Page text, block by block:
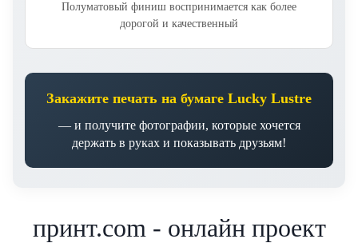
Полуматовый финиш воспринимается как более
дорогой и качественный
Закажите печать на бумаге Lucky Lustre
— и получите фотографии, которые хочется
держать в руках и показывать друзьям!
принт.com - онлайн проект